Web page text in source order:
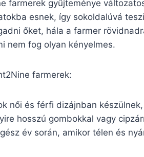
farmerek gyűjteménye
esnek, így sokoldalúvá
őket, hála a farmer
nem fog olyan kényelmes.
farmerek:
női és férfi dizájnban
hosszú gombokkal vagy
év során, amikor télen és